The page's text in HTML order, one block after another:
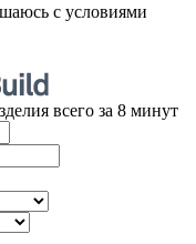
с условиями
всего за 8 минут